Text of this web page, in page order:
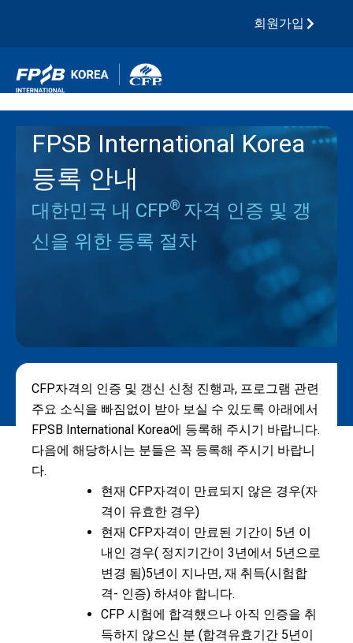
건
너
회원가입
FPSB International Korea
등록 안내
대한민국 내 CFP® 자격 인증 및 갱
신을 위한 등록 절차
CFP자격의 인증 및 갱신 신청 진행과, 프로그램 관련
주요 소식을 빠짐없이 받아 보실 수 있도록 아래에서
FPSB International Korea에 등록해 주시기 바랍니다.
다음에 해당하시는 분들은 꼭 등록해 주시기 바랍니
다.
현재 CFP자격이 만료되지 않은 경우(자
격이 유효한 경우)
현재 CFP자격이 만료된 기간이 5년 이
내인 경우( 정지기간이 3년에서 5년으로
변경 됨)5년이 지나면, 재 취득(시험합
격- 인증) 하셔야 합니다.
CFP 시험에 합격했으나 아직 인증을 취
득하지 않으신 분 (합격유효기간 5년이